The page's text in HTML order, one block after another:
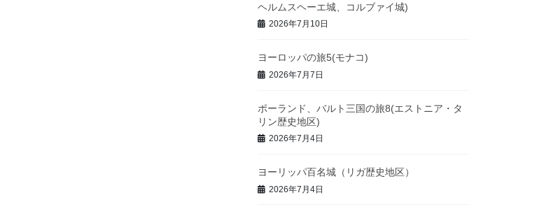
ヘルムスヘーエ城、コルブァイ城)
2026年7月10日
ヨーロッパの旅5(モナコ)
2026年7月7日
ポーランド、バルト三国の旅8(エストニア・タ
リン歴史地区)
2026年7月4日
ヨーリッパ百名城（リガ歴史地区）
2026年7月4日